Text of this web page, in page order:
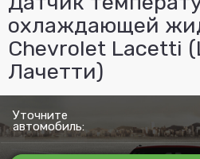
охлаждающей
Chevrolet Lacetti
Лачетти)
Уточните
автомобиль: